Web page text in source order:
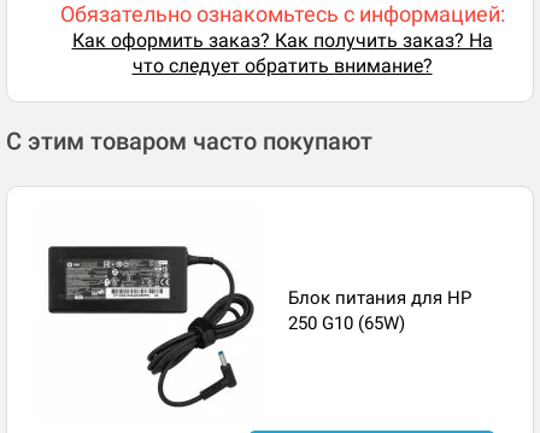
Обязательно ознакомьтесь с информацией:
Как оформить заказ? Как получить заказ? На
что следует обратить внимание?
С этим товаром часто покупают
Блок питания для HP
250 G10 (65W)